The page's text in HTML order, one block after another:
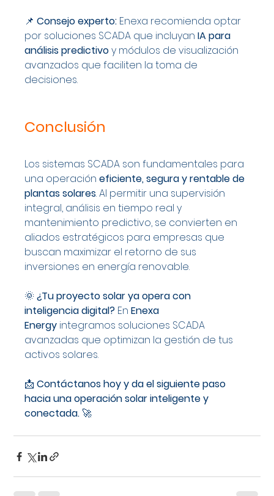
📌 Consejo experto: Enexa recomienda optar
por soluciones SCADA que incluyan IA para
análisis predictivo y módulos de visualización
avanzados que faciliten la toma de
decisiones.
Conclusión
Los sistemas SCADA son fundamentales para
una operación eficiente, segura y rentable de
plantas solares. Al permitir una supervisión
integral, análisis en tiempo real y
mantenimiento predictivo, se convierten en
aliados estratégicos para empresas que
buscan maximizar el retorno de sus
inversiones en energía renovable.
🌞 ¿Tu proyecto solar ya opera con
inteligencia digital? En Enexa
Energy integramos soluciones SCADA
avanzadas que optimizan la gestión de tus
activos solares.
📩 Contáctanos hoy y da el siguiente paso
hacia una operación solar inteligente y
conectada. 🚀